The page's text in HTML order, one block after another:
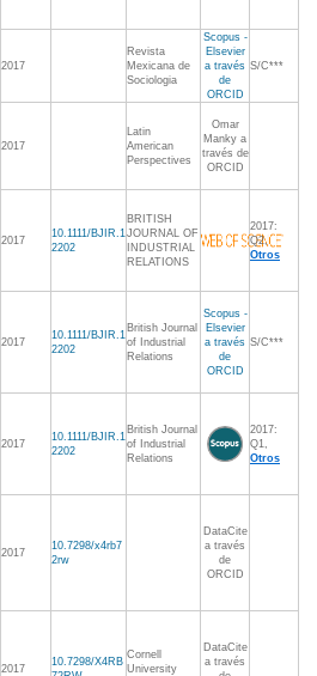
2017
Revista
Mexicana de
Sociologia
Scopus -
Elsevier
a través
de
ORCID
S/C***
2017
Latin
American
Perspectives
Omar
Manky a
través de
ORCID
2017
10.1111/BJIR.1
2202
BRITISH
JOURNAL OF
INDUSTRIAL
RELATIONS
2017:
Q2,
Otros
2017
10.1111/BJIR.1
2202
British Journal
of Industrial
Relations
Scopus -
Elsevier
a través
de
ORCID
S/C***
2017
10.1111/BJIR.1
2202
British Journal
of Industrial
Relations
2017:
Q1,
Otros
2017
10.7298/x4rb7
2rw
DataCite
a través
de
ORCID
2017
10.7298/X4RB
Cornell
University
DataCite
a través